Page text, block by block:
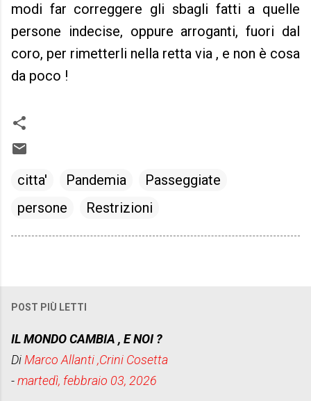
modi far correggere gli sbagli fatti a quelle
persone indecise, oppure arroganti, fuori dal
coro, per rimetterli nella retta via , e non è cosa
da poco !
citta' Pandemia
Passeggiate
persone
Restrizioni
POST PIÙ LETTI
IL MONDO CAMBIA , E NOI ?
Di Marco Allanti ,Crini Cosetta
-martedì, febbraio 03, 2026